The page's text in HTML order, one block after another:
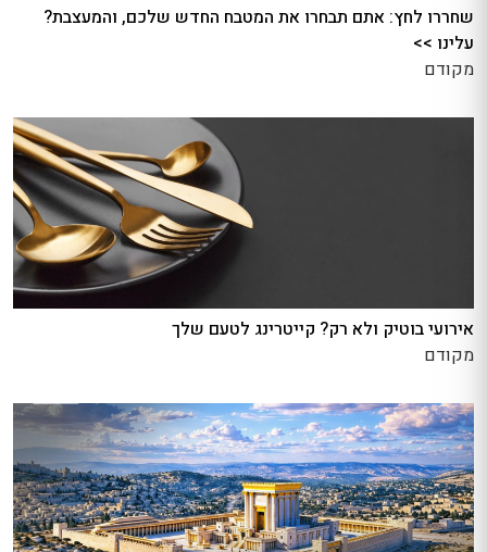
שחררו לחץ: אתם תבחרו את המטבח החדש שלכם, והמעצבת?
עלינו >>
מקודם
אירועי בוטיק ולא רק? קייטרינג לטעם שלך
מקודם